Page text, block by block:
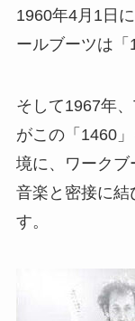
1960年4月1日
ールブーツは「
そして1967年
がこの「1460
境に、ワーク
音楽と密接に結
す。